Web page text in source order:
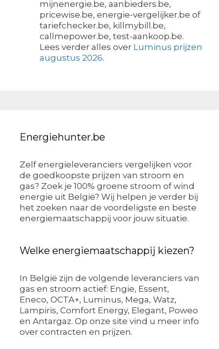
mijnenergie.be, aanbieders.be,
pricewise.be, energie-vergelijker.be of
tariefchecker.be, killmybill.be,
callmepower.be, test-aankoop.be.
Lees verder alles over Luminus prijzen
augustus 2026.
Energiehunter.be
Zelf energieleveranciers vergelijken voor
de goedkoopste prijzen van stroom en
gas? Zoek je 100% groene stroom of wind
energie uit België? Wij helpen je verder bij
het zoeken naar de voordeligste en beste
energiemaatschappij voor jouw situatie.
Welke energiemaatschappij kiezen?
In België zijn de volgende leveranciers van
gas en stroom actief: Engie, Essent,
Eneco, OCTA+, Luminus, Mega, Watz,
Lampiris, Comfort Energy, Elegant, Poweo
en Antargaz. Op onze site vind u meer info
over contracten en prijzen.